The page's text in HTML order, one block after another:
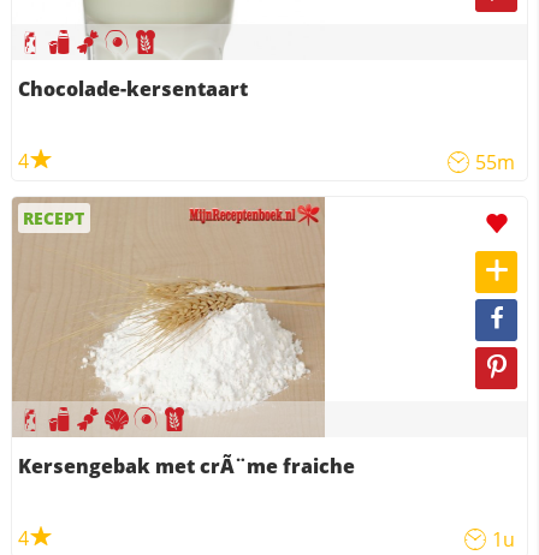
Chocolade-kersentaart
4 55m
RECEPT
Kersengebak met crÃ¨me fraiche
4 1u